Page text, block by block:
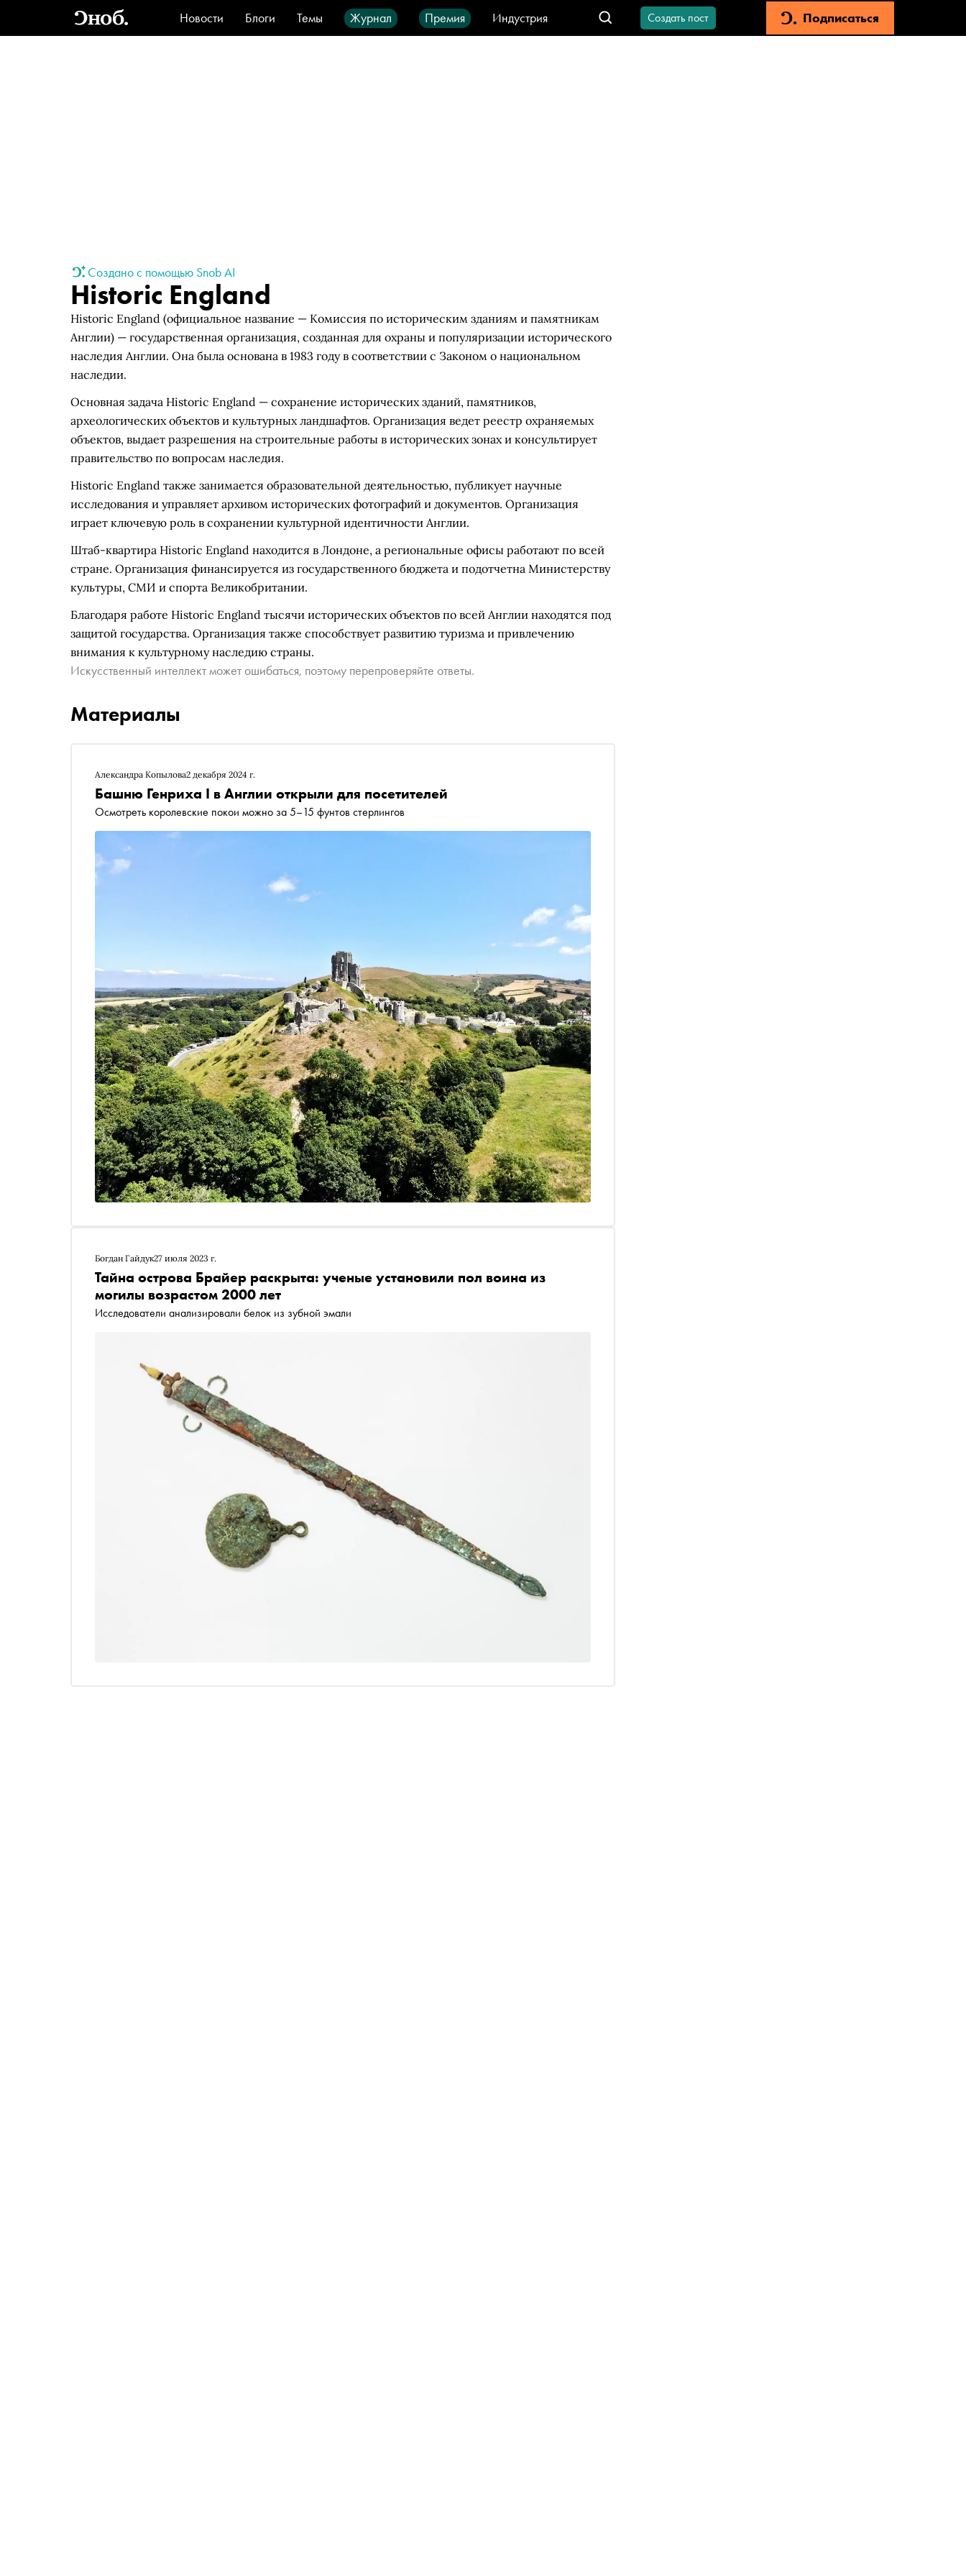
Новости Блоги Темы Журнал Премия
Индустрия
Стиль
Видео Город IT-продукты
Создать пост Подписаться
Создано с помощью Snob AI
Historic England
Historic England (официальное название — Комиссия по историческим зданиям и памятникам
Англии) — государственная организация, созданная для охраны и популяризации исторического
наследия Англии. Она была основана в 1983 году в соответствии с Законом о национальном
наследии.
Основная задача Historic England — сохранение исторических зданий, памятников,
археологических объектов и культурных ландшафтов. Организация ведет реестр охраняемых
объектов, выдает разрешения на строительные работы в исторических зонах и консультирует
правительство по вопросам наследия.
Historic England также занимается образовательной деятельностью, публикует научные
исследования и управляет архивом исторических фотографий и документов. Организация
играет ключевую роль в сохранении культурной идентичности Англии.
Штаб-квартира Historic England находится в Лондоне, а региональные офисы работают по всей
стране. Организация финансируется из государственного бюджета и подотчетна Министерству
культуры, СМИ и спорта Великобритании.
Благодаря работе Historic England тысячи исторических объектов по всей Англии находятся под
защитой государства. Организация также способствует развитию туризма и привлечению
внимания к культурному наследию страны.
Искусственный интеллект может ошибаться, поэтому перепроверяйте ответы.
Материалы
Александра Копылова2 декабря 2024 г.
Башню Генриха I в Англии открыли для посетителей
Осмотреть королевские покои можно за 5–15 фунтов стерлингов
Богдан Гайдук27 июля 2023 г.
Тайна острова Брайер раскрыта: ученые установили пол воина из
могилы возрастом 2000 лет
Исследователи анализировали белок из зубной эмали